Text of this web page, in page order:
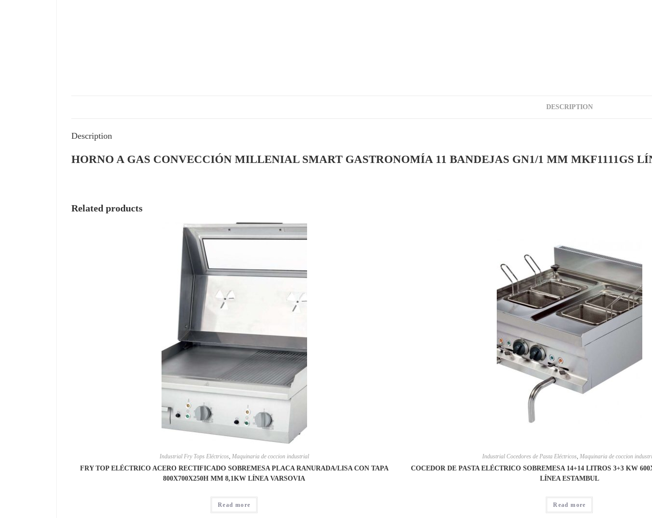
DESCRIPTION
Description
HORNO A GAS CONVECCIÓN MILLENIAL SMART GASTRONOMÍA 11 BANDEJAS GN1/1 MM MKF1111GS
Related products
Industrial Fry Tops Eléctricos Maquinaria de coccion industrial
FRY TOP ELÉCTRICO ACERO RECTIFICADO SOBREMESA PLACA RANURADA/LISA CON TAPA
800X700X250H MM 8,1KW LÍNEA VARSOVIA
Read more
Industrial Cocedores de Pasta Eléctricos Maquinaria de coccion
COCEDOR DE PASTA ELÉCTRICO SOBREMESA 14+14 LITROS 3+3 KW
LÍNEA ESTAMBUL
Read more